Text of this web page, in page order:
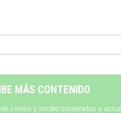
MÁS CONTENIDO
correo y recibe contenidos y